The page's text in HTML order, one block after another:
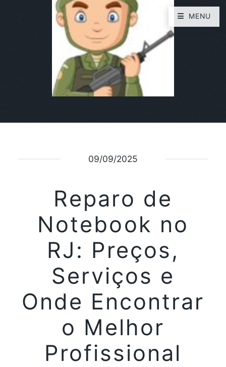
09/09/2025
Reparo de
Notebook no
RJ: Preços,
Serviços e
Onde Encontrar
o Melhor
Profissional
MENU